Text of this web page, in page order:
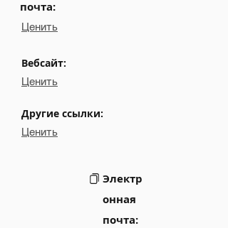
почта:
Ценить
Вебсайт:
Ценить
Другие ссылки:
Ценить
Электр
онная
почта: